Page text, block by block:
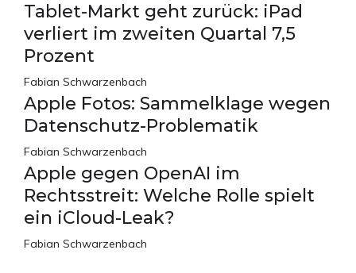
Tablet-Markt geht zurück: iPad
verliert im zweiten Quartal 7,5
Prozent
Fabian Schwarzenbach
Apple Fotos: Sammelklage wegen
Datenschutz-Problematik
Fabian Schwarzenbach
Apple gegen OpenAI im
Rechtsstreit: Welche Rolle spielt
ein iCloud-Leak?
Fabian Schwarzenbach